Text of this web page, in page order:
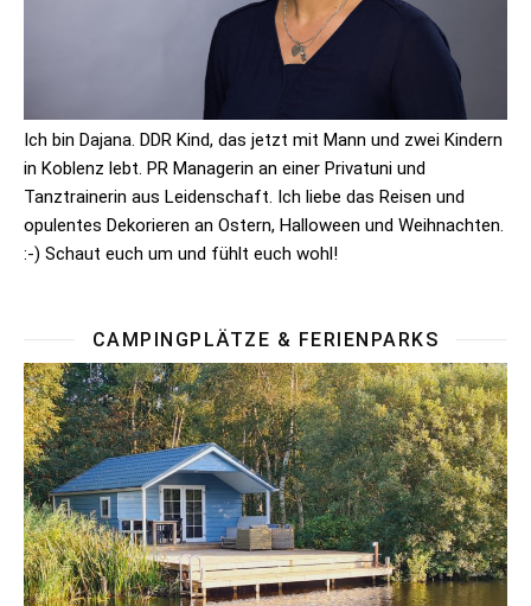
Ich bin Dajana. DDR Kind, das jetzt mit Mann und zwei Kindern
in Koblenz lebt. PR Managerin an einer Privatuni und
Tanztrainerin aus Leidenschaft. Ich liebe das Reisen und
opulentes Dekorieren an Ostern, Halloween und Weihnachten.
:-) Schaut euch um und fühlt euch wohl!
CAMPINGPLÄTZE & FERIENPARKS